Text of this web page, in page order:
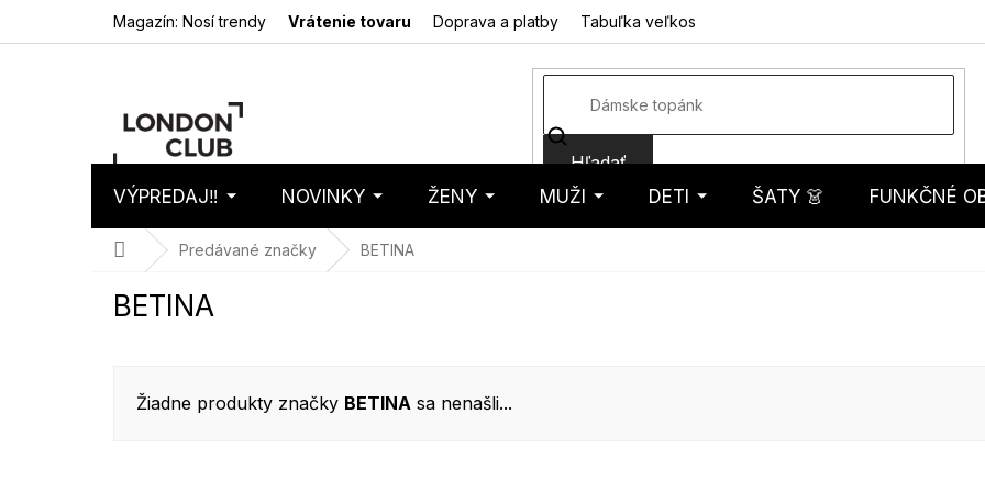
Magazín: Nosí trendy Vrátenie tovaru Doprava a platby Tabuľka veľkostí
Hľadať
košík
VÝPREDAJ‼️ NOVINKY ŽENY MUŽI DETI ŠATY 👗 FUNKČNÉ
DomovPredávané značky BETINA
BETINA
Žiadne produkty značky BETINA sa nenašli...